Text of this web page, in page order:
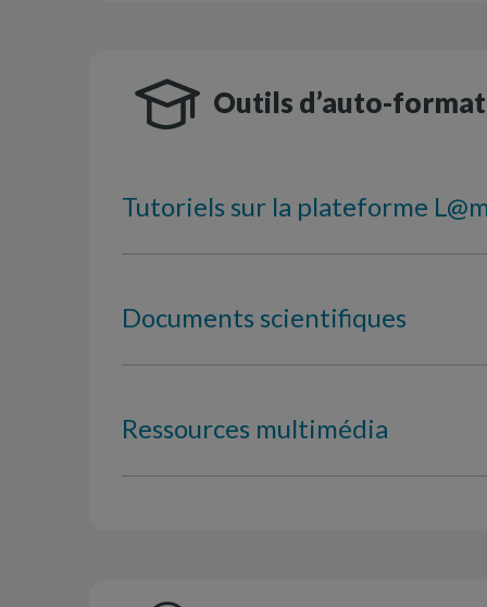
Outils d’auto-
Tutoriels sur la plateforme
Documents scientifiques
Ressources multimédia